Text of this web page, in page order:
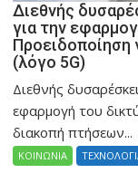
Διεθνής
για την
Προειδοποίηση
(λόγο 5G)
Διεθνής
εφαρμογή του
διακοπή πτήσεων...
ΚΟΙΝΩΝΙΑ